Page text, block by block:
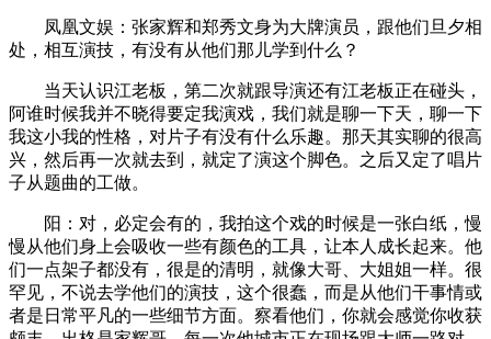
凤凰文娱：张家辉和郑秀文身为大牌演员，跟他们旦夕相
处，相互演技，有没有从他们那儿学到什么？
当天认识江老板，第二次就跟导演还有江老板正在碰头，
阿谁时候我并不晓得要定我演戏，我们就是聊一下天，聊一下
我这小我的性格，对片子有没有什么乐趣。那天其实聊的很高
兴，然后再一次就去到，就定了演这个脚色。之后又定了唱片
子从题曲的工做。
阳：对，必定会有的，我拍这个戏的时候是一张白纸，慢
慢从他们身上会吸收一些有颜色的工具，让本人成长起来。他
们一点架子都没有，很是的清明，就像大哥、大姐姐一样。很
罕见，不说去学他们的演技，这个很蠢，而是从他们干事情或
者是日常平凡的一些细节方面。察看他们，你就会感觉你收获